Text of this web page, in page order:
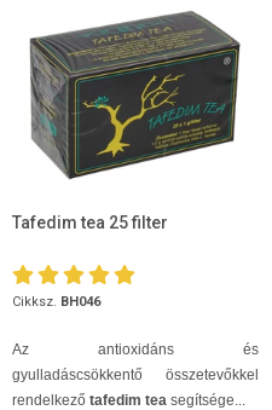
Tafedim tea 25 filter
Cikksz. BH046
Az antioxidáns és
gyulladáscsökkentő összetevőkkel
rendelkező tafedim tea segítsége...